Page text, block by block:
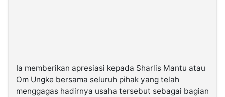
Ia memberikan apresiasi kepada Sharlis Mantu atau
Om Ungke bersama seluruh pihak yang telah
menggagas hadirnya usaha tersebut sebagai bagian